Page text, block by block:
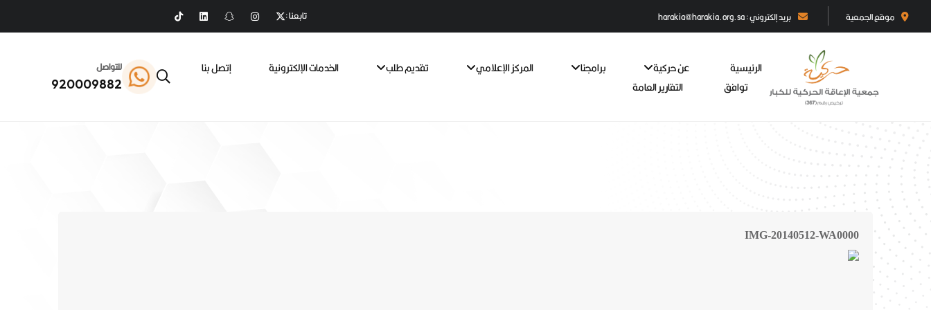
موقع الجمعية بريد إلكتروني : harakia@harakia.org.sa تابعنا :
الرئيسية عن حركية برامجنا المركز الإعلامي تقديم طلب الخدمات الإلكترونية
إتصل بنا
توافق
التقارير العامة
للتواصل
920009882
IMG-20140512-WA0000